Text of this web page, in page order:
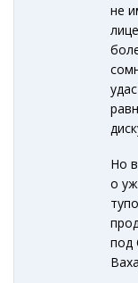
не
Но
о
под